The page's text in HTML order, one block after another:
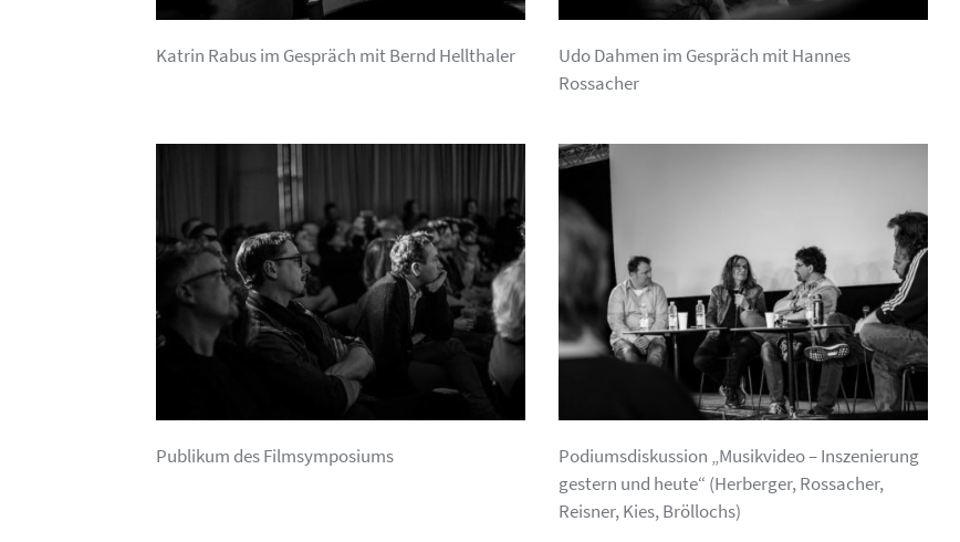
Katrin Rabus im Gespräch mit Bernd Hellthaler
Udo Dahmen im Gespräch mit Hannes
Rossacher
Publikum des Filmsymposiums
Podiumsdiskussion „Musikvideo – Inszenierung
gestern und heute“ (Herberger, Rossacher,
Reisner, Kies, Bröllochs)